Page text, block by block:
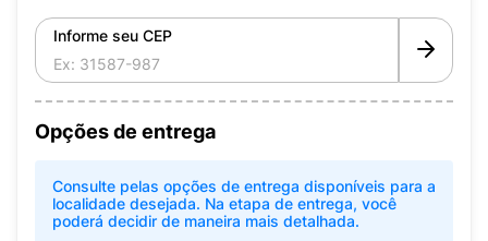
Informe seu CEP
Opções de entrega
Consulte pelas opções de entrega disponíveis para a
localidade desejada. Na etapa de entrega, você
poderá decidir de maneira mais detalhada.